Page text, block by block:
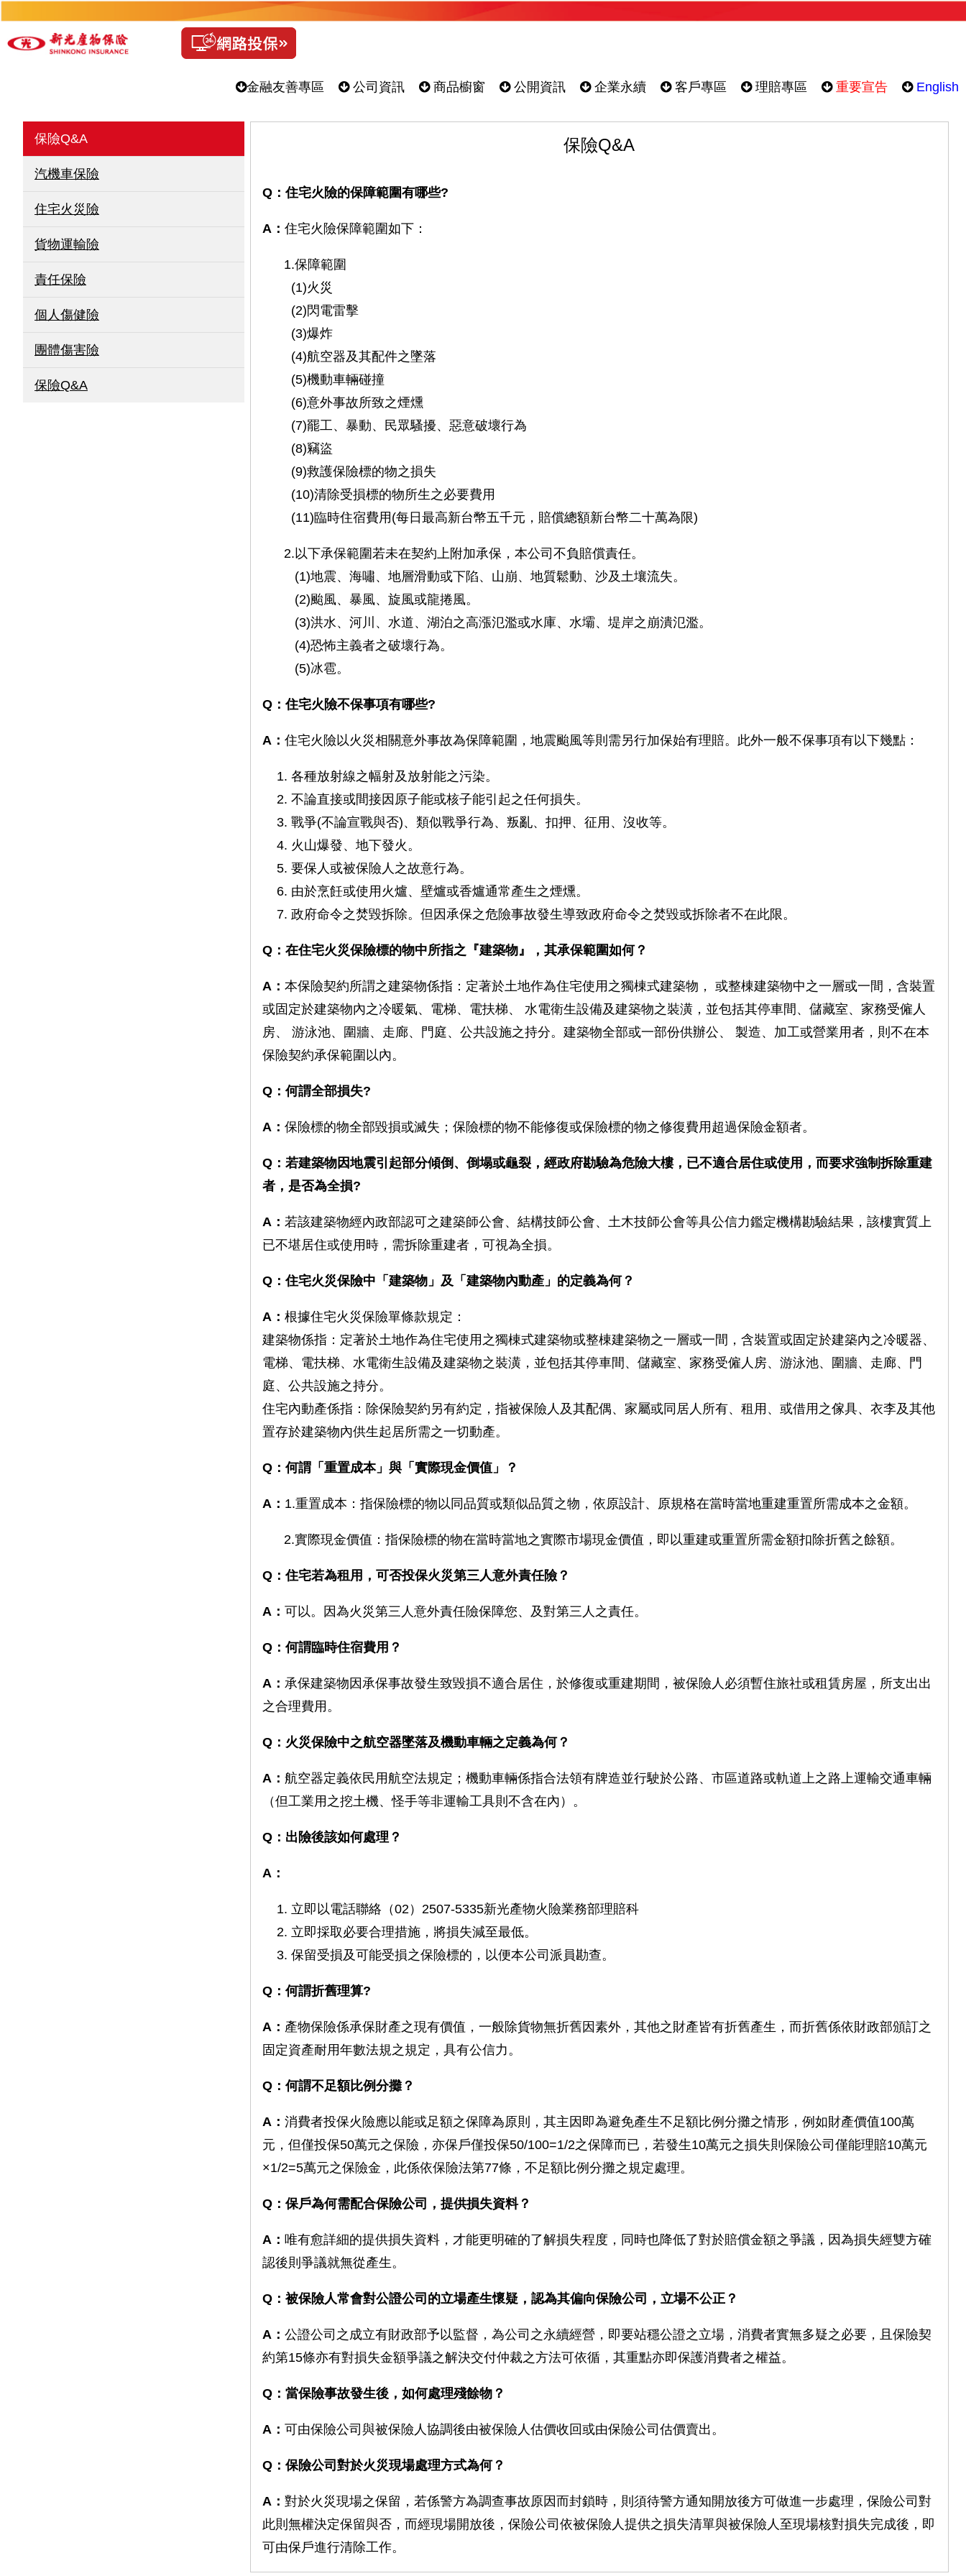
金融友善專區 公司資訊 商品櫥窗 公開資訊 企業永續 客戶專區 理賠專區 重要宣告 English
保險Q&A
汽機車保險
住宅火災險
貨物運輸險
責任保險
個人傷健險
團體傷害險
保險Q&A
保險Q&A
Q：住宅火險的保障範圍有哪些?
A： 住宅火險保障範圍如下：
1.保障範圍
(1)火災
(2)閃電雷擊
(3)爆炸
(4)航空器及其配件之墜落
(5)機動車輛碰撞
(6)意外事故所致之煙燻
(7)罷工、暴動、民眾騷擾、惡意破壞行為
(8)竊盜
(9)救護保險標的物之損失
(10)清除受損標的物所生之必要費用
(11)臨時住宿費用(每日最高新台幣五千元，賠償總額新台幣二十萬為限)
2.以下承保範圍若未在契約上附加承保，本公司不負賠償責任。
(1)地震、海嘯、地層滑動或下陷、山崩、地質鬆動、沙及土壤流失。
(2)颱風、暴風、旋風或龍捲風。
(3)洪水、河川、水道、湖泊之高漲氾濫或水庫、水壩、堤岸之崩潰氾濫。
(4)恐怖主義者之破壞行為。
(5)冰雹。
Q：住宅火險不保事項有哪些?
A： 住宅火險以火災相關意外事故為保障範圍，地震颱風等則需另行加保始有理賠。此外一般不保事項有以下幾點：
各種放射線之幅射及放射能之污染。
不論直接或間接因原子能或核子能引起之任何損失。
戰爭(不論宣戰與否)、類似戰爭行為、叛亂、扣押、征用、沒收等。
火山爆發、地下發火。
要保人或被保險人之故意行為。
由於烹飪或使用火爐、壁爐或香爐通常產生之煙燻。
政府命令之焚毀拆除。但因承保之危險事故發生導致政府命令之焚毀或拆除者不在此限。
Q：在住宅火災保險標的物中所指之『建築物』，其承保範圍如何？
A： 本保險契約所謂之建築物係指：定著於土地作為住宅使用之獨棟式建築物， 或整棟建築物中之一層或一間，含裝置
或固定於建築物內之冷暖氣、電梯、電扶梯、 水電衛生設備及建築物之裝潢，並包括其停車間、儲藏室、家務受僱人
房、 游泳池、圍牆、走廊、門庭、公共設施之持分。建築物全部或一部份供辦公、 製造、加工或營業用者，則不在本
保險契約承保範圍以內。
Q：何謂全部損失?
A： 保險標的物全部毀損或滅失；保險標的物不能修復或保險標的物之修復費用超過保險金額者。
Q：若建築物因地震引起部分傾倒、倒塌或龜裂，經政府勘驗為危險大樓，已不適合居住或使用，而要求強制拆除重建
者，是否為全損?
A： 若該建築物經內政部認可之建築師公會、結構技師公會、土木技師公會等具公信力鑑定機構勘驗結果，該樓實質上
已不堪居住或使用時，需拆除重建者，可視為全損。
Q：住宅火災保險中「建築物」及「建築物內動產」的定義為何？
A： 根據住宅火災保險單條款規定：
建築物係指：定著於土地作為住宅使用之獨棟式建築物或整棟建築物之一層或一間，含裝置或固定於建築內之冷暖器、
電梯、電扶梯、水電衛生設備及建築物之裝潢，並包括其停車間、儲藏室、家務受僱人房、游泳池、圍牆、走廊、門
庭、公共設施之持分。
住宅內動產係指：除保險契約另有約定，指被保險人及其配偶、家屬或同居人所有、租用、或借用之傢具、衣李及其他
置存於建築物內供生起居所需之一切動產。
Q：何謂「重置成本」與「實際現金價值」？
A： 1.重置成本：指保險標的物以同品質或類似品質之物，依原設計、原規格在當時當地重建重置所需成本之金額。
2.實際現金價值：指保險標的物在當時當地之實際市場現金價值，即以重建或重置所需金額扣除折舊之餘額。
Q：住宅若為租用，可否投保火災第三人意外責任險？
A： 可以。因為火災第三人意外責任險保障您、及對第三人之責任。
Q：何謂臨時住宿費用？
A： 承保建築物因承保事故發生致毀損不適合居住，於修復或重建期間，被保險人必須暫住旅社或租賃房屋，所支出出
之合理費用。
Q：火災保險中之航空器墜落及機動車輛之定義為何？
A： 航空器定義依民用航空法規定；機動車輛係指合法領有牌造並行駛於公路、市區道路或軌道上之路上運輸交通車輛
（但工業用之挖土機、怪手等非運輸工具則不含在內）。
Q：出險後該如何處理？
A：
立即以電話聯絡（02）2507-5335新光產物火險業務部理賠科
立即採取必要合理措施，將損失減至最低。
保留受損及可能受損之保險標的，以便本公司派員勘查。
Q：何謂折舊理算?
A： 產物保險係承保財產之現有價值，一般除貨物無折舊因素外，其他之財產皆有折舊產生，而折舊係依財政部頒訂之
固定資產耐用年數法規之規定，具有公信力。
Q：何謂不足額比例分攤？
A： 消費者投保火險應以能或足額之保障為原則，其主因即為避免產生不足額比例分攤之情形，例如財產價值100萬
元，但僅投保50萬元之保險，亦保戶僅投保50/100=1/2之保障而已，若發生10萬元之損失則保險公司僅能理賠10萬元
×1/2=5萬元之保險金，此係依保險法第77條，不足額比例分攤之規定處理。
Q：保戶為何需配合保險公司，提供損失資料？
A： 唯有愈詳細的提供損失資料，才能更明確的了解損失程度，同時也降低了對於賠償金額之爭議，因為損失經雙方確
認後則爭議就無從產生。
Q：被保險人常會對公證公司的立場產生懷疑，認為其偏向保險公司，立場不公正？
A： 公證公司之成立有財政部予以監督，為公司之永續經營，即要站穩公證之立場，消費者實無多疑之必要，且保險契
約第15條亦有對損失金額爭議之解決交付仲裁之方法可依循，其重點亦即保護消費者之權益。
Q：當保險事故發生後，如何處理殘餘物？
A： 可由保險公司與被保險人協調後由被保險人估價收回或由保險公司估價賣出。
Q：保險公司對於火災現場處理方式為何？
A： 對於火災現場之保留，若係警方為調查事故原因而封鎖時，則須待警方通知開放後方可做進一步處理，保險公司對
此則無權決定保留與否，而經現場開放後，保險公司依被保險人提供之損失清單與被保險人至現場核對損失完成後，即
可由保戶進行清除工作。